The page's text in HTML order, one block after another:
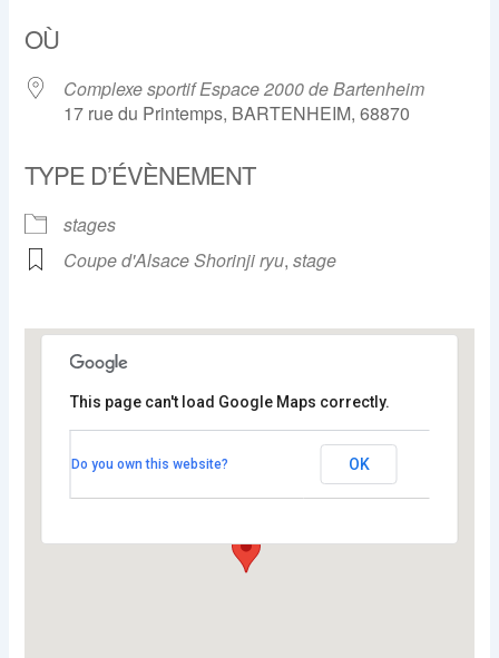
OÙ
Complexe sportif Espace 2000 de Bartenheim
17 rue du Printemps, BARTENHEIM, 68870
TYPE D’ÉVÈNEMENT
stages
Coupe d'Alsace Shorinji ryu,stage
Complexe sportif Espace 2000
de Bartenheim
Voir Évènements
This page can't load Google Maps correctly.
Do you own this website? OK